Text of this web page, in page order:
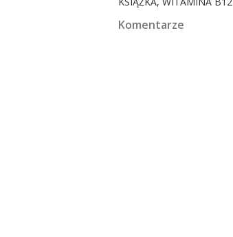
Komentarze